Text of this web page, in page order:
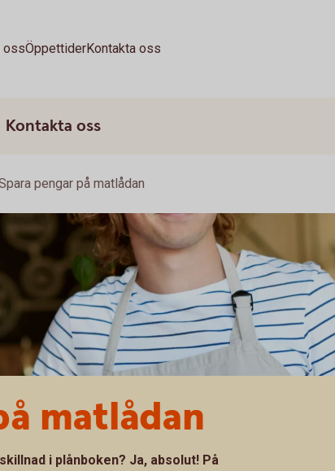
ossÖppettiderKontakta oss
Kontakta oss
pengar på matlådan
matlådan
i plånboken? Ja, absolut! På